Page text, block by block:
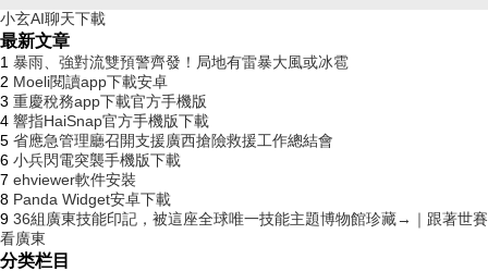
小玄AI聊天下載
最新文章
1 暴雨、強對流雙預警齊發！局地有雷暴大風或冰雹
2 Moeli閱讀app下載安卓
3 重慶稅務app下載官方手機版
4 響指HaiSnap官方手機版下載
5 省應急管理廳召開支援廣西搶險救援工作總結會
6 小兵閃電突襲手機版下載
7 ehviewer軟件安裝
8 Panda Widget安卓下載
9 36組廣東技能印記，被這座全球唯一技能主題博物館珍藏→｜跟著世賽
看廣東
分类栏目